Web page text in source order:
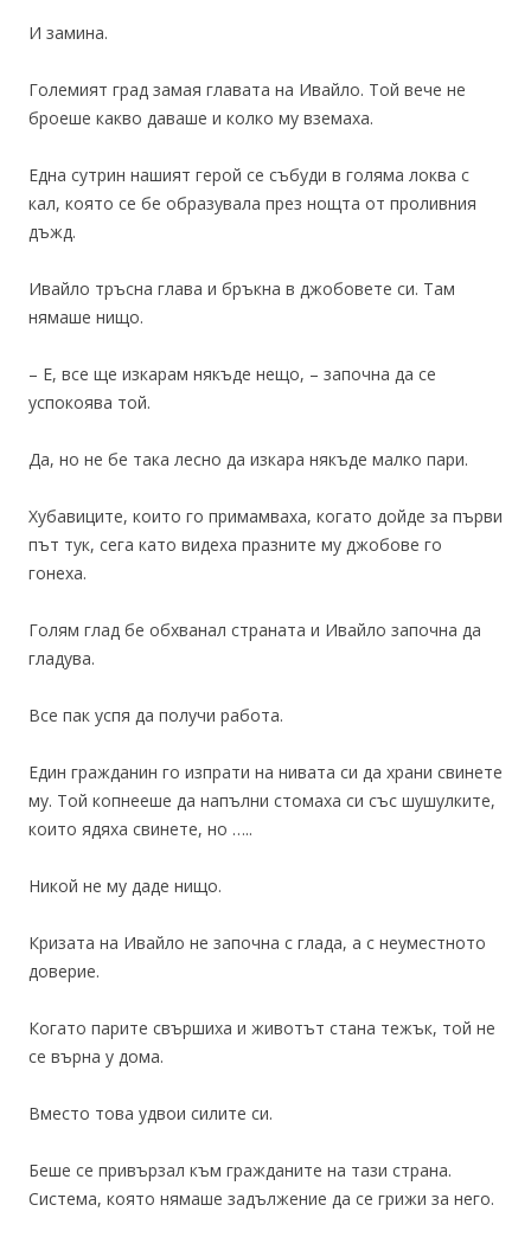
И замина.
Големият град замая главата на Ивайло. Той вече не
броеше какво даваше и колко му вземаха.
Една сутрин нашият герой се събуди в голяма локва с
кал, която се бе образувала през нощта от проливния
дъжд.
Ивайло тръсна глава и бръкна в джобовете си. Там
нямаше нищо.
– Е, все ще изкарам някъде нещо, – започна да се
успокоява той.
Да, но не бе така лесно да изкара някъде малко пари.
Хубавиците, които го примамваха, когато дойде за първи
път тук, сега като видеха празните му джобове го
гонеха.
Голям глад бе обхванал страната и Ивайло започна да
гладува.
Все пак успя да получи работа.
Един гражданин го изпрати на нивата си да храни свинете
му. Той копнееше да напълни стомаха си със шушулките,
които ядяха свинете, но …..
Никой не му даде нищо.
Кризата на Ивайло не започна с глада, а с неуместното
доверие.
Когато парите свършиха и животът стана тежък, той не
се върна у дома.
Вместо това удвои силите си.
Беше се привързал към гражданите на тази страна.
Система, която нямаше задължение да се грижи за него.